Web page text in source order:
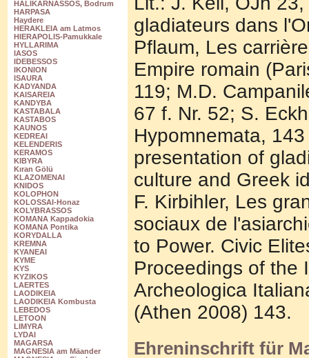
HALIKARNASSOS, Bodrum
HARPASA
Haydere
HERAKLEIA am Latmos
HIERAPOLIS-Pamukkale
HYLLARIMA
IASOS
IDEBESSOS
IKONION
ISAURA
KADYANDA
KAISAREIA
KANDYBA
KASTABALA
KASTABOS
KAUNOS
KEDREAI
KELENDERIS
KERAMOS
KIBYRA
Kıran Gölü
KLAZOMENAI
KNIDOS
KOLOPHON
KOLOSSAI-Honaz
KOLYBRASSOS
KOMANA Kappadokia
KOMANA Pontika
KORYDALLA
KREMNA
KYANEAI
KYME
KYS
KYZIKOS
LAERTES
LAODIKEIA
LAODIKEIA Kombusta
LEBEDOS
LETOON
LIMYRA
LYDAI
MAGARSA
MAGNESIA am Mäander
gladiateurs dans
Pflaum, Les
Empire romain
119; M.D.
67 f. Nr. 52; S.
Hypomnemata,
presentation of
culture and Greek
F. Kirbihler, Les
sociaux de
to Power. Civic
Proceedings of the
Archeologica
(Athen 2008) 143.
Ehreninschrift für